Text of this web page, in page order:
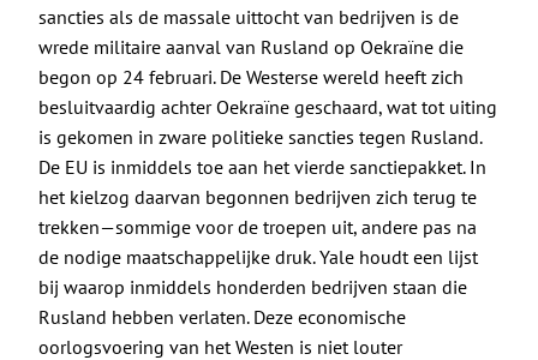
sancties als de massale uittocht van bedrijven is de
wrede militaire aanval van Rusland op Oekraïne die
begon op 24 februari. De Westerse wereld heeft zich
besluitvaardig achter Oekraïne geschaard, wat tot uiting
is gekomen in zware politieke sancties tegen Rusland.
De EU is inmiddels toe aan het vierde sanctiepakket. In
het kielzog daarvan begonnen bedrijven zich terug te
trekken—sommige voor de troepen uit, andere pas na
de nodige maatschappelijke druk. Yale houdt een lijst
bij waarop inmiddels honderden bedrijven staan die
Rusland hebben verlaten. Deze economische
oorlogsvoering van het Westen is niet louter